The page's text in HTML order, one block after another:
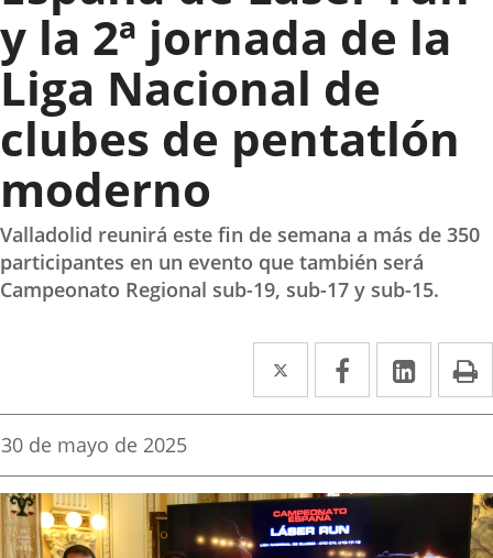
y la 2ª jornada de la
Liga Nacional de
clubes de pentatlón
moderno
Valladolid reunirá este fin de semana a más de 350
participantes en un evento que también será
Campeonato Regional sub-19, sub-17 y sub-15.
Twitter
Enlace
a
aplicación
externa.
Facebook
Enlace
a
aplicación
externa.
Enlace
a
Fecha
la
noticia
30 de mayo de 2025